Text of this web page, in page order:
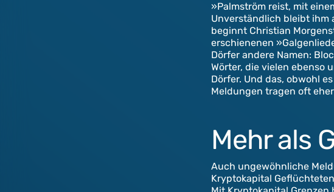
»Palmström reist, mit
Unverständlich bleibt ihm
beginnt Christian
erschienenen
Dörfer andere Namen:
Wörter, die vielen ebenso
Dörfer. Und das, obwohl
Meldungen tragen oft
Mehr als
Auch ungewöhnliche
Kryptokapital